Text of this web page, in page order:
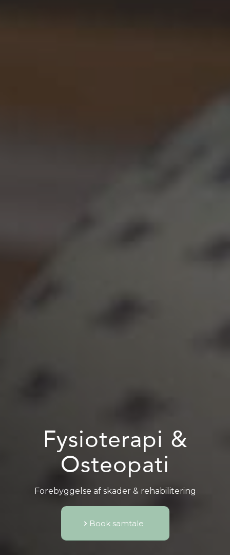
Fysioterapi &
Osteopati
Forebyggelse af skader & rehabilitering
Book samtale